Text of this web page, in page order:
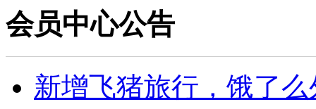
会员中心公告
新增飞猪旅行，饿了